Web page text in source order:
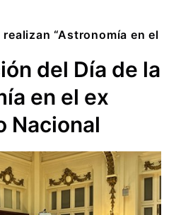
realizan “Astronomía en el
del Día de la
en el ex
Nacional